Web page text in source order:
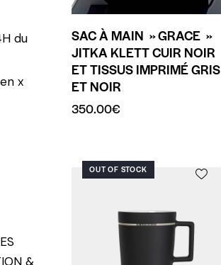
SAC À MAIN » GRACE »
JITKA KLETT CUIR NOIR
ET TISSUS IMPRIMÉ GRIS
ET NOIR
350.00€
OUT OF STOCK
du
x
&